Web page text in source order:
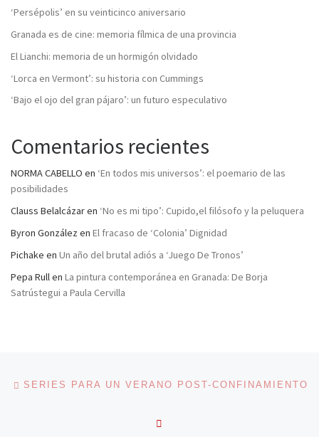
‘Persépolis’ en su veinticinco aniversario
Granada es de cine: memoria fílmica de una provincia
El Lianchi: memoria de un hormigón olvidado
‘Lorca en Vermont’: su historia con Cummings
‘Bajo el ojo del gran pájaro’: un futuro especulativo
Comentarios recientes
NORMA CABELLO en ‘En todos mis universos’: el poemario de las
posibilidades
Clauss Belalcázaren ‘No es mi tipo’: Cupido,el filósofo y la peluquera
Byron González en El fracaso de ‘Colonia’ Dignidad
Pichake en Un año del brutal adiós a ‘Juego De Tronos’
Pepa Rullen La pintura contemporánea en Granada: De Borja
Satrústegui a Paula Cervilla
Navegación de entradas
SERIES PARA UN VERANO POST-CONFINAMIENTO